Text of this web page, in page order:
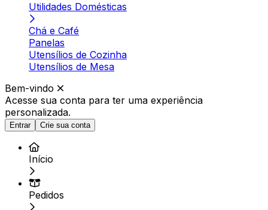
Utilidades Domésticas
Chá e Café
Panelas
Utensílios de Cozinha
Utensílios de Mesa
Bem-vindo
Acesse sua conta para ter uma experiência
personalizada.
Entrar Crie sua conta
Início
Pedidos